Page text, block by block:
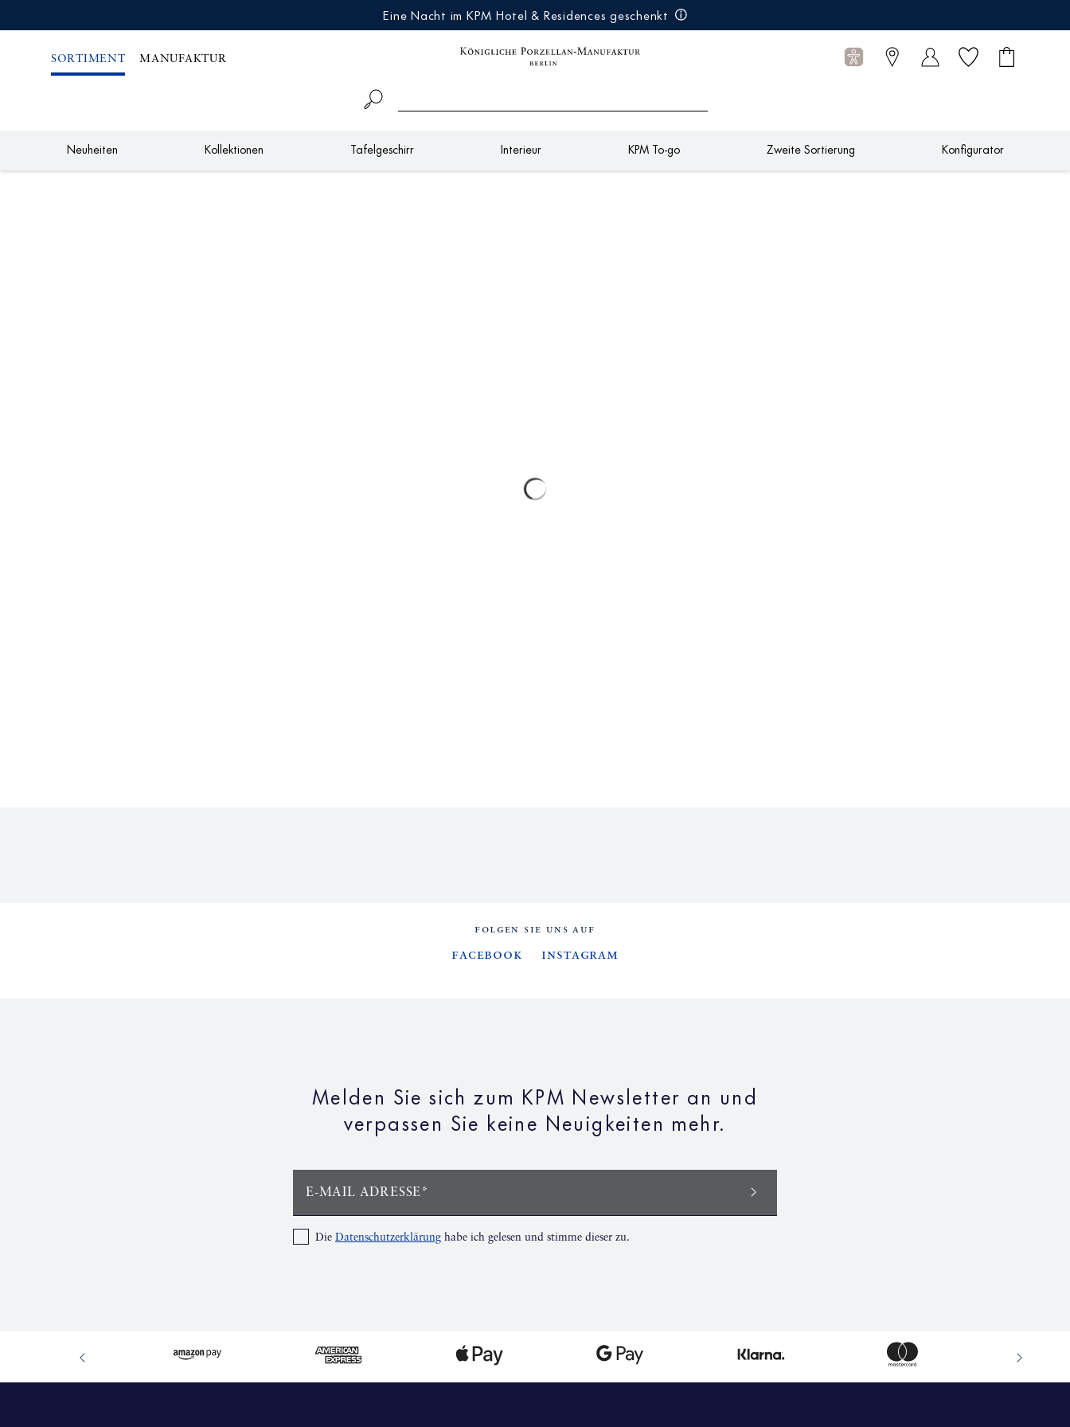
Eine Nacht im KPM Hotel & Residences geschenkt
SORTIMENT MANUFAKTUR
Wunschliste
Warenkorb
0
Neuheiten Kollektionen Tafelgeschirr Interieur KPM To-go Zweite Sortierung Konfigurator
FOLGEN SIE UNS AUF
Facebook Instagram
Melden Sie sich zum KPM Newsletter an und
verpassen Sie keine Neuigkeiten mehr.
E-MAIL ADRESSE*
Die Datenschutzerklärung habe ich gelesen und stimme dieser zu.